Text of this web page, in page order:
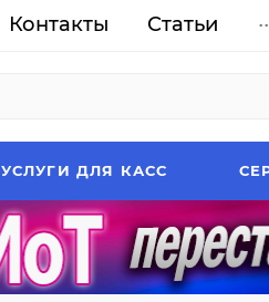
Контакты Статьи
УСЛУГИ ДЛЯ КАСС